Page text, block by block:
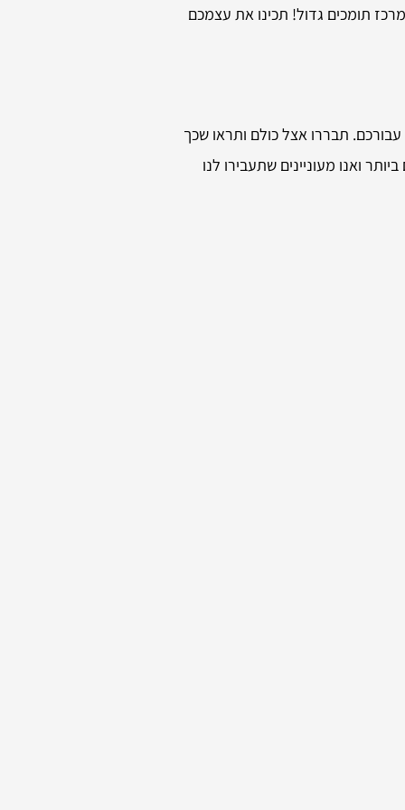
תומכים גדול! תכינו את עצמכם
עבורכם. תבררו אצל כולם ותראו שכך
ואנו מעוניינים שתעבירו לנו